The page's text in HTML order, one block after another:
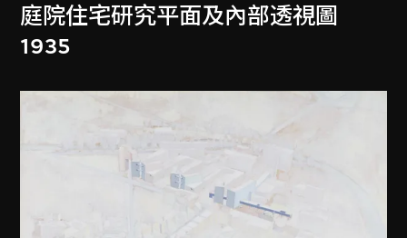
庭院住宅研究平面及內部透視圖
1935